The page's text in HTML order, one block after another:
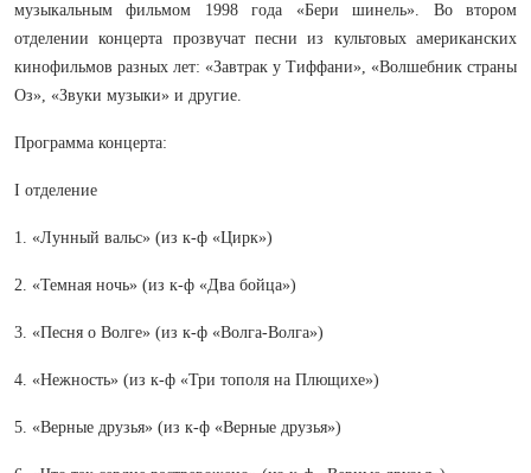
музыкальным фильмом 1998 года «Бери шинель». Во втором
отделении концерта прозвучат песни из культовых американских
кинофильмов разных лет: «Завтрак у Тиффани», «Волшебник страны
Оз», «Звуки музыки» и другие.
Программа концерта:
I отделение
1. «Лунный вальс» (из к-ф «Цирк»)
2. «Темная ночь» (из к-ф «Два бойца»)
3. «Песня о Волге» (из к-ф «Волга-Волга»)
4. «Нежность» (из к-ф «Три тополя на Плющихе»)
5. «Верные друзья» (из к-ф «Верные друзья»)